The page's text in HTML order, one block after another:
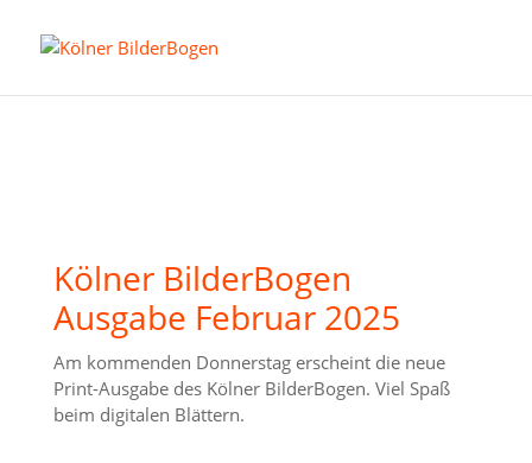
Kölner BilderBogen
Ausgabe Februar 2025
Am kommenden Donnerstag erscheint die neue
Print-Ausgabe des Kölner BilderBogen. Viel Spaß
beim digitalen Blättern.